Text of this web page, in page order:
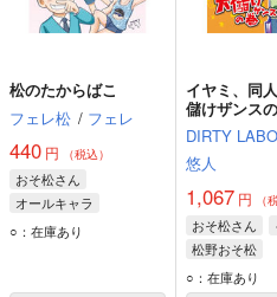
松のたからばこ
フェレ松 / フェレ
440 円 （税込）
おそ松さん
オールキャラ
松野カラ松
○：在庫あり
イヤミ、同
儲けザンス
DIRTY
悠人
1,067 円 （
おそ松さん
松野おそ松
松野チョロ松
○：在庫あり